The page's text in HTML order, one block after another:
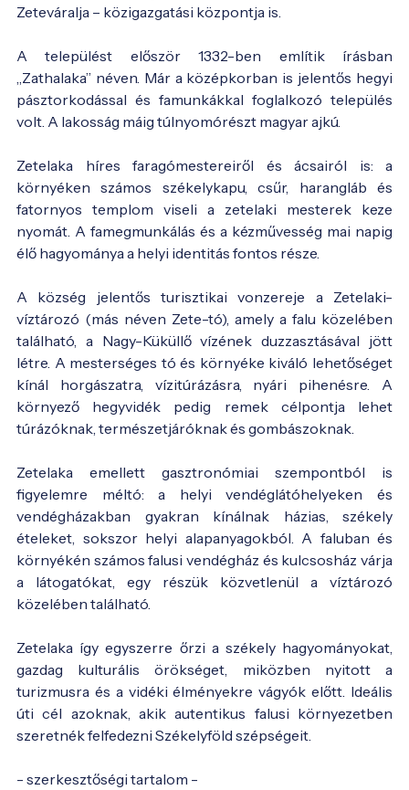
Zeteváralja – közigazgatási központja is.
A települést először 1332-ben említik írásban
„Zathalaka” néven. Már a középkorban is jelentős hegyi
pásztorkodással és famunkákkal foglalkozó település
volt. A lakosság máig túlnyomórészt magyar ajkú.
Zetelaka híres faragómestereiről és ácsairól is: a
környéken számos székelykapu, csűr, harangláb és
fatornyos templom viseli a zetelaki mesterek keze
nyomát. A famegmunkálás és a kézművesség mai napig
élő hagyománya a helyi identitás fontos része.
A község jelentős turisztikai vonzereje a Zetelaki-
víztározó (más néven Zete-tó), amely a falu közelében
található, a Nagy-Küküllő vízének duzzasztásával jött
létre. A mesterséges tó és környéke kiváló lehetőséget
kínál horgászatra, vízitúrázásra, nyári pihenésre. A
környező hegyvidék pedig remek célpontja lehet
túrázóknak, természetjáróknak és gombászoknak.
Zetelaka emellett gasztronómiai szempontból is
figyelemre méltó: a helyi vendéglátóhelyeken és
vendégházakban gyakran kínálnak házias, székely
ételeket, sokszor helyi alapanyagokból. A faluban és
környékén számos falusi vendégház és kulcsosház várja
a látogatókat, egy részük közvetlenül a víztározó
közelében található.
Zetelaka így egyszerre őrzi a székely hagyományokat,
gazdag kulturális örökséget, miközben nyitott a
turizmusra és a vidéki élményekre vágyók előtt. Ideális
úti cél azoknak, akik autentikus falusi környezetben
szeretnék felfedezni Székelyföld szépségeit.
- szerkesztőségi tartalom -